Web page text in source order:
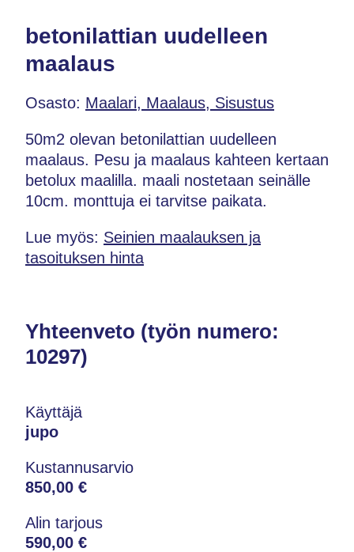
betonilattian uudelleen
maalaus
Osasto: Maalari, Maalaus, Sisustus
50m2 olevan betonilattian uudelleen
maalaus. Pesu ja maalaus kahteen kertaan
betolux maalilla. maali nostetaan seinälle
10cm. monttuja ei tarvitse paikata.
Lue myös: Seinien maalauksen ja
tasoituksen hinta
Yhteenveto (työn numero:
10297)
Käyttäjä
jupo
Kustannusarvio
850,00 €
Alin tarjous
590,00 €